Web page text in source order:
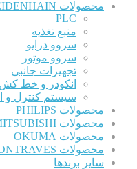
محصولات HEIDENHAIN
PLC
منبع تغذیه
سروو درایو
سروو موتور
تجهیزات جانبی
انکودر و خط کش
سیستم کنترل و
محصولات PHILIPS
محصولات MITSUBISHI
محصولات OKUMA
محصولات CONTRAVES
سایر برندها